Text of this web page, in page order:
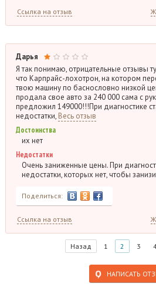
Ссылка на отзыв
Дарья
Я так понимаю, отрицательные отзывы
что Карпрайс-лохотрон, на котором
твою машину по баснословно низкой
продала свое авто за 240 000 сама с
предложил 149000!!!При диагностике
недостатки, Весь отзыв
Достоинства
их нет
Недостатки
Очень заниженные цены. При
недостатки, которых нет, чтобы
Поделиться:
Ссылка на отзыв
Назад 1 2 3
НАПИСАТЬ